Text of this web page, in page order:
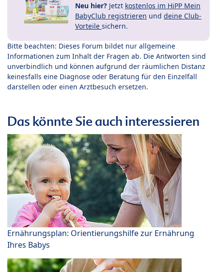
Neu hier? Jetzt kostenlos im HiPP Mein
BabyClub registrieren und deine Club-
Vorteile sichern.
Bitte beachten: Dieses Forum bildet nur allgemeine
Informationen zum Inhalt der Fragen ab. Die Antworten sind
unverbindlich und können aufgrund der räumlichen Distanz
keinesfalls eine Diagnose oder Beratung für den Einzelfall
darstellen oder einen Arztbesuch ersetzen.
Das könnte Sie auch interessieren
Ernährungsplan: Orientierungshilfe zur Ernährung
Ihres Babys